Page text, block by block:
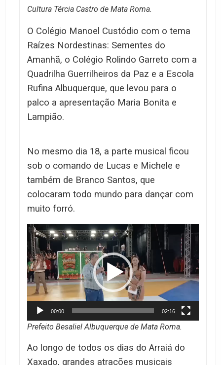
Cultura Tércia Castro de Mata Roma.
O Colégio Manoel Custódio com o tema
Raízes Nordestinas: Sementes do
Amanhã, o Colégio Rolindo Garreto com a
Quadrilha Guerrilheiros da Paz e a Escola
Rufina Albuquerque, que levou para o
palco a apresentação Maria Bonita e
Lampião.
No mesmo dia 18, a parte musical ficou
sob o comando de Lucas e Michele e
também de Branco Santos, que
colocaram todo mundo para dançar com
muito forró.
Tocador
de
vídeo
00:00 02:16
Prefeito Besaliel Albuquerque de Mata Roma.
Ao longo de todos os dias do Arraiá do
Xaxado, grandes atrações musicais